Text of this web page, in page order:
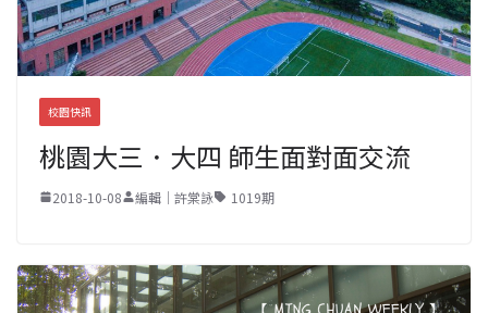
校園快訊
桃園大三．大四 師生面對面交流
2018-10-08 編輯｜許棠詠 1019期